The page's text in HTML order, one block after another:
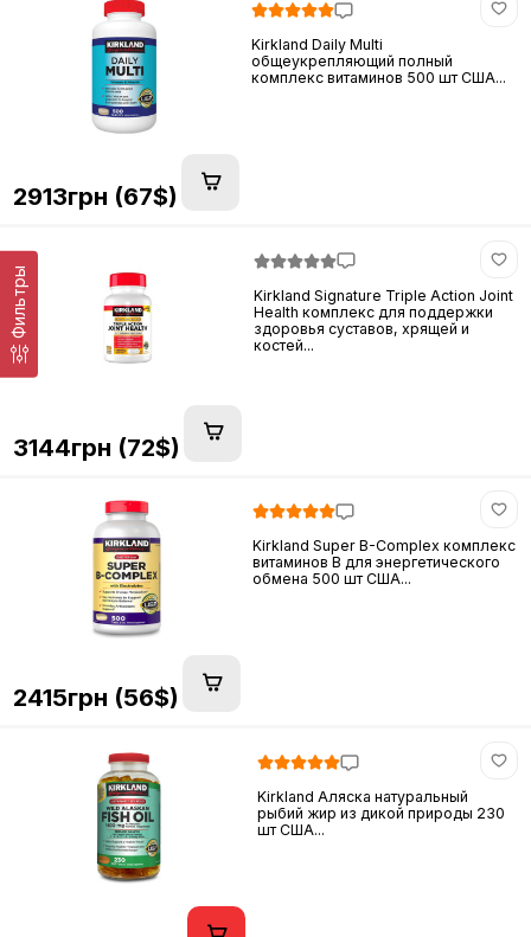
Фильтры
Kirkland Daily Multi
общеукрепляющий полный
комплекс витаминов 500 шт США...
2913грн (67$)
Kirkland Signature Triple Action Joint
Health комплекс для поддержки
здоровья суставов, хрящей и
костей...
3144грн (72$)
Kirkland Super B-Complex комплекс
витаминов B для энергетического
обмена 500 шт США...
2415грн (56$)
Kirkland Аляска натуральный
рыбий жир из дикой природы 230
шт США...